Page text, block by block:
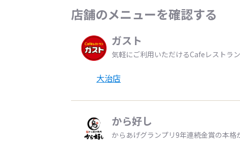
店舗のメニューを確認する
ガスト
気軽にご利用いただけるCafeレストラン
大治店
から好し
からあげグランプリ9年連続金賞の本格